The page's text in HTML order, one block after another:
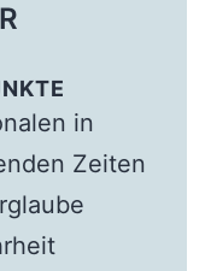
in
Zeiten